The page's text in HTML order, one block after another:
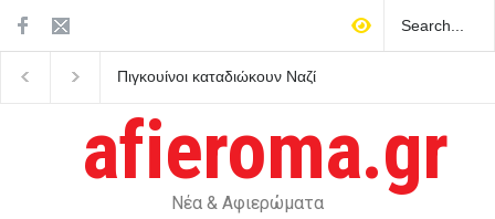
Πιγκουίνοι καταδιώκουν Ναζί
αποικιοκρατίας
afieroma.gr
Νέα & Αφιερώματα